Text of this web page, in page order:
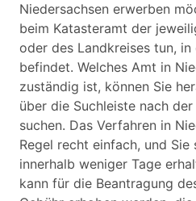
Niedersachsen erwerben
beim Katasteramt der
oder des Landkreises tun,
befindet. Welches Amt in
zuständig ist, können Sie
über die Suchleiste nach
suchen. Das Verfahren in
Regel recht einfach, und Sie
innerhalb weniger Tage
kann für die Beantragung